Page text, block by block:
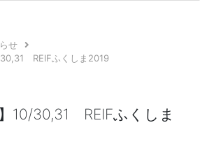
せ
30,31 REIFふくしま2019
10/30,31 REIFふくしま